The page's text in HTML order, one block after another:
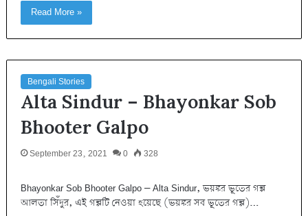
Read More »
Bengali Stories
Alta Sindur – Bhayonkar Sob
Bhooter Galpo
September 23, 2021 0 328
Bhayonkar Sob Bhooter Galpo – Alta Sindur, ভয়ঙ্কর ভূতের গল্প
আলতা সিঁদুর, এই গল্পটি নেওয়া হয়েছে (ভয়ঙ্কর সব ভূতের গল্প)…